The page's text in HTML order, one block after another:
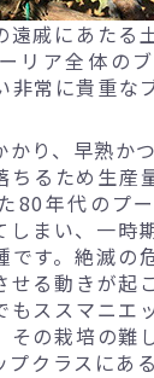
遠戚にあたる
リア全体の
常に貴重な
り、早熟か
ちるため生産
80年代のプ
しまい、一時
です。絶滅の
せる動きが起
もススマニエ
その栽培の難
クラスにあ